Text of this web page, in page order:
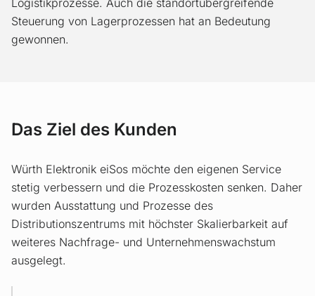
Steuerung von Lagerprozessen hat an Bedeutung
gewonnen.
Das Ziel des Kunden
Würth Elektronik eiSos möchte den eigenen Service
stetig verbessern und die Prozesskosten senken. Daher
wurden Ausstattung und Prozesse des
Distributionszentrums mit höchster Skalierbarkeit auf
weiteres Nachfrage- und Unternehmenswachstum
ausgelegt.